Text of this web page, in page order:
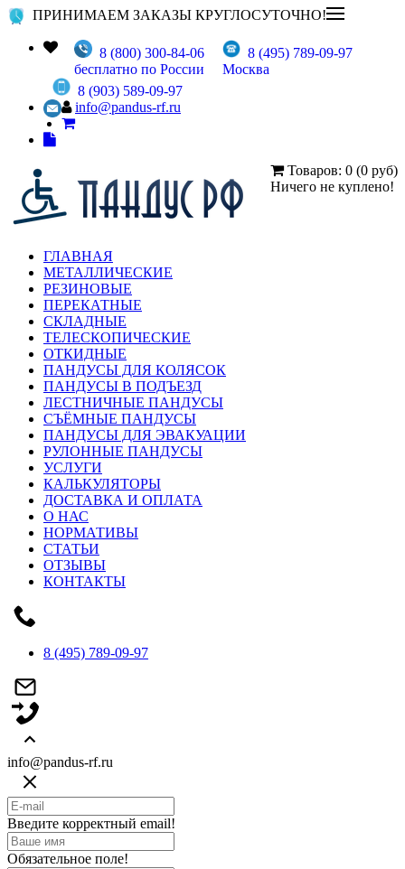
ПРИНИМАЕМ ЗАКАЗЫ КРУГЛОСУТОЧНО!
8 (800) 300-84-06
бесплатно по России
8 (495) 789-09-97
Москва
8 (903) 589-09-97
info@pandus-rf.ru
Товаров: 0 (0 руб)
Ничего не куплено!
ГЛАВНАЯ
МЕТАЛЛИЧЕСКИЕ
РЕЗИНОВЫЕ
ПЕРЕКАТНЫЕ
СКЛАДНЫЕ
ТЕЛЕСКОПИЧЕСКИЕ
ОТКИДНЫЕ
ПАНДУСЫ ДЛЯ КОЛЯСОК
ПАНДУСЫ В ПОДЪЕЗД
ЛЕСТНИЧНЫЕ ПАНДУСЫ
СЪЁМНЫЕ ПАНДУСЫ
ПАНДУСЫ ДЛЯ ЭВАКУАЦИИ
РУЛОННЫЕ ПАНДУСЫ
УСЛУГИ
КАЛЬКУЛЯТОРЫ
ДОСТАВКА И ОПЛАТА
О НАС
НОРМАТИВЫ
СТАТЬИ
ОТЗЫВЫ
КОНТАКТЫ
8 (495) 789-09-97
info@pandus-rf.ru
Введите корректный email!
Обязательное поле!